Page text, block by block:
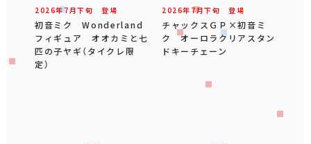
2026年7 月下旬 登場
初音ミク Wonderland
フィギュア オオカミと七
匹の子ヤギ（タイクレ限
定）
2026年 7月下旬 登場
チャックスＧＰ×初音ミ
ク オーロラクリアスタン
ドキーチェーン